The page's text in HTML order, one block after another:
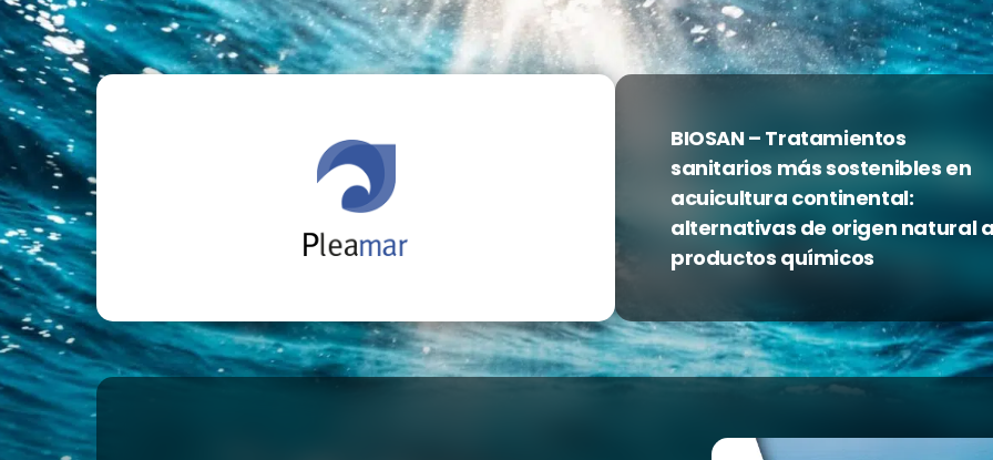
BIOSAN – Tratamientos
sanitarios más sostenibles en
acuicultura continental:
alternativas de origen natural
productos químicos